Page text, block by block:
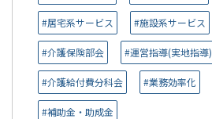
#居宅系サービス #施設系サービス
#介護保険部会 #運営指導(実地指導)
#介護給付費分科会 #業務効率化
#補助金・助成金